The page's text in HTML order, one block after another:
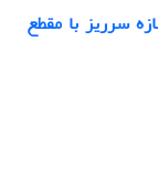
سرریز با مقطع